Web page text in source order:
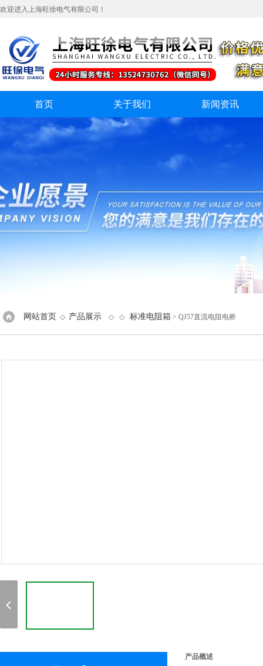
欢迎进入上海旺徐电气有限公司！
首页 关于我们 新闻资讯
网站首页 ◇ 产品展示 ◇ ◇ 标准电阻箱 > QJ57直流电阻电桥
产品概述